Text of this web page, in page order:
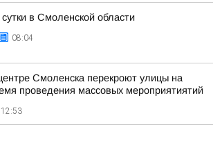
в Смоленской области
08:04
Смоленска перекроют улицы на
проведения массовых мероприятиятий
12:53